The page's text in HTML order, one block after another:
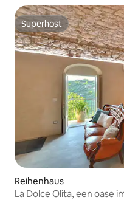
Superhost
Superhost
Reihenhaus
La Dolce Olita, een oase